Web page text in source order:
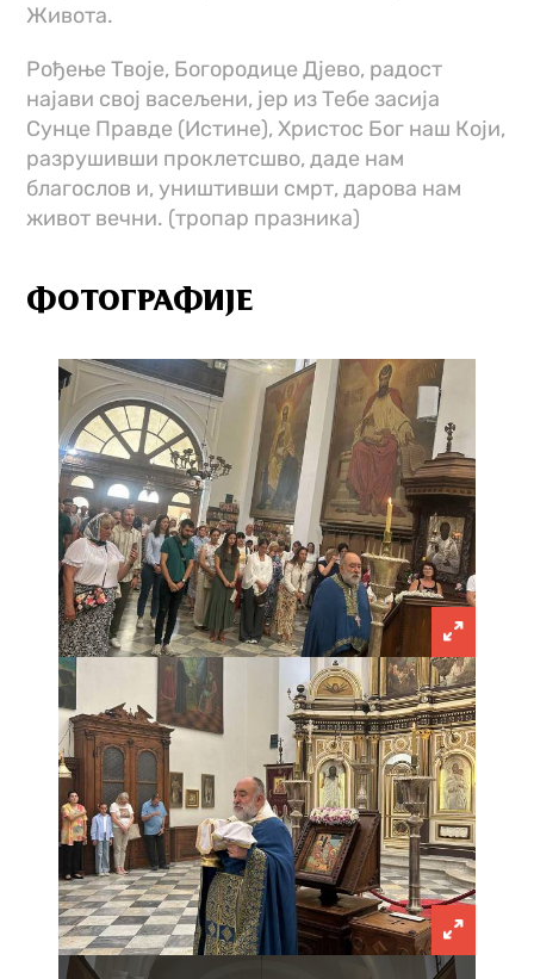
Живота.
Рођење Твоје, Богородице Дјево, радост
најави свој васељени, јер из Тебе засија
Сунце Правде (Истине), Христос Бог наш Који,
разрушивши проклетсшво, даде нам
благослов и, уништивши смрт, дарова нам
живот вечни. (тропар празника)
ФОТОГРАФИЈЕ